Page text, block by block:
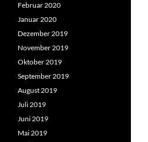
Februar 2020
Januar 2020
Dezember 2019
November 2019
Oktober 2019
September 2019
August 2019
Juli 2019
Juni 2019
Mai 2019